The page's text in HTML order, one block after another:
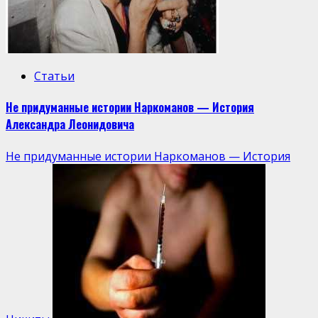
Статьи
Не придуманные истории Наркоманов — История
Александра Леонидовича
Не придуманные истории Наркоманов — История